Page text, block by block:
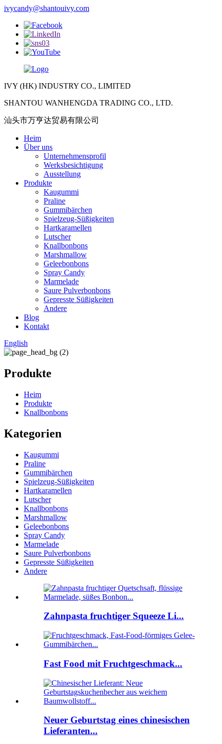
ivycandy@shantouivy.com
IVY (HK) INDUSTRY CO., LIMITED
SHANTOU WANHENGDA TRADING CO., LTD.
汕头市万亨达贸易有限公司
Heim
Über uns
Unternehmensprofil
Werksbesichtigung
Ausstellung
Produkte
Kaugummi
Praline
Gummibärchen
Spielzeug-Süßigkeiten
Hartkaramellen
Lutscher
Knallbonbons
Marshmallow
Geleebonbons
Spray Candy
Marmelade
Saure Pulverbonbons
Gepresste Süßigkeiten
Andere
Blog
Kontakt
English
Produkte
Heim
Produkte
Knallbonbons
Kategorien
Kaugummi
Praline
Gummibärchen
Spielzeug-Süßigkeiten
Hartkaramellen
Lutscher
Knallbonbons
Marshmallow
Geleebonbons
Spray Candy
Marmelade
Saure Pulverbonbons
Gepresste Süßigkeiten
Andere
Zahnpasta fruchtiger Squeeze Li...
Fast Food mit Fruchtgeschmack...
Neuer Geburtstag eines chinesischen
Lieferanten...